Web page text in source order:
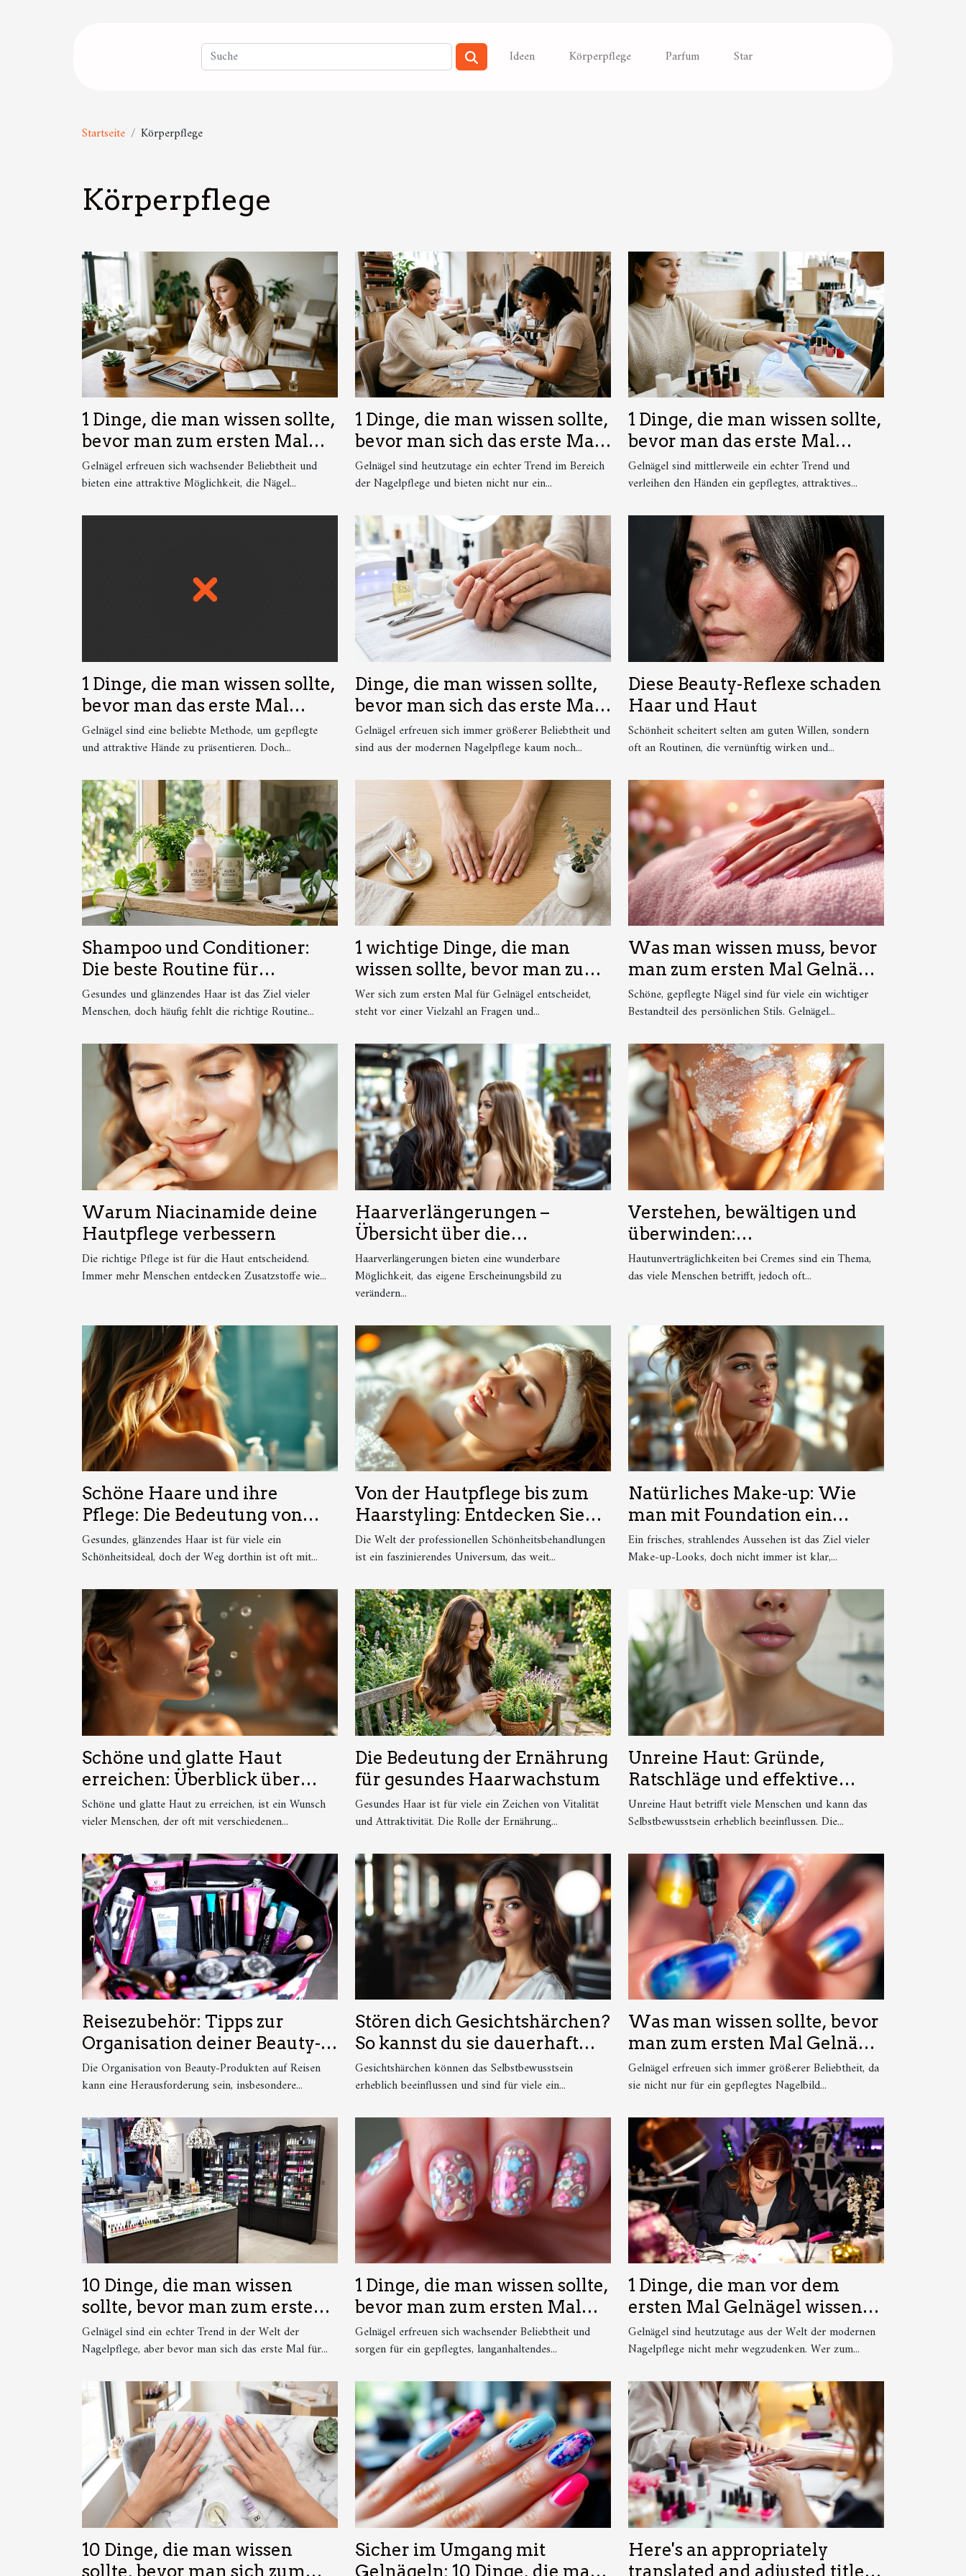
Ideen Körperpflege Parfum Star
Startseite Körperpflege
Körperpflege
1 Dinge, die man wissen sollte,
bevor man zum ersten Mal
Gelnägel ausprobiert
Gelnägel erfreuen sich wachsender Beliebtheit und
bieten eine attraktive Möglichkeit, die Nägel...
1 Dinge, die man wissen sollte,
bevor man sich das erste Mal
Gelnägel machen lässt
Gelnägel sind heutzutage ein echter Trend im Bereich
der Nagelpflege und bieten nicht nur ein...
1 Dinge, die man wissen sollte,
bevor man das erste Mal
Gelnägel macht translates to
10 things you should know
first time.
Gelnägel sind mittlerweile ein echter Trend und
verleihen den Händen ein gepflegtes, attraktives...
1 Dinge, die man wissen sollte,
bevor man das erste Mal
Gelnägel macht translates to:
10 Dinge, die man wissen
Mal Gelnägel macht
Gelnägel sind eine beliebte Methode, um gepflegte
und attraktive Hände zu präsentieren. Doch...
Dinge, die man wissen sollte,
bevor man sich das erste Mal
Gelnägel machen lässt
Gelnägel erfreuen sich immer größerer Beliebtheit und
sind aus der modernen Nagelpflege kaum noch...
Diese Beauty-Reflexe schaden
Haar und Haut
Schönheit scheitert selten am guten Willen, sondern
oft an Routinen, die vernünftig wirken und...
Shampoo und Conditioner:
Die beste Routine für
gesundes und glänzendes
Haar
Gesundes und glänzendes Haar ist das Ziel vieler
Menschen, doch häufig fehlt die richtige Routine...
1 wichtige Dinge, die man
wissen sollte, bevor man zum
ersten Mal Gelnägel macht
Wer sich zum ersten Mal für Gelnägel entscheidet,
steht vor einer Vielzahl an Fragen und...
Was man wissen muss, bevor
man zum ersten Mal Gelnägel
macht
Schöne, gepflegte Nägel sind für viele ein wichtiger
Bestandteil des persönlichen Stils. Gelnägel...
Warum Niacinamide deine
Hautpflege verbessern
Die richtige Pflege ist für die Haut entscheidend.
Immer mehr Menschen entdecken Zusatzstoffe wie...
Haarverlängerungen –
Übersicht über die
verschiedenen Methoden
Haarverlängerungen bieten eine wunderbare
Möglichkeit, das eigene Erscheinungsbild zu
verändern...
Verstehen, bewältigen und
überwinden:
Hautunverträglichkeiten bei
Cremes
Hautunverträglichkeiten bei Cremes sind ein Thema,
das viele Menschen betrifft, jedoch oft...
Schöne Haare und ihre
Pflege: Die Bedeutung von
Shampoo und Conditioner
Gesundes, glänzendes Haar ist für viele ein
Schönheitsideal, doch der Weg dorthin ist oft mit...
Von der Hautpflege bis zum
Haarstyling: Entdecken Sie
die Magie professioneller
Schönheitsbehandlungen
Die Welt der professionellen Schönheitsbehandlungen
ist ein faszinierendes Universum, das weit...
Natürliches Make-up: Wie
man mit Foundation ein
strahlendes Aussehen
erreicht
Ein frisches, strahlendes Aussehen ist das Ziel vieler
Make-up-Looks, doch nicht immer ist klar,...
Schöne und glatte Haut
erreichen: Überblick über
Methoden der
Haarentfernung
Schöne und glatte Haut zu erreichen, ist ein Wunsch
vieler Menschen, der oft mit verschiedenen...
Die Bedeutung der Ernährung
für gesundes Haarwachstum
Gesundes Haar ist für viele ein Zeichen von Vitalität
und Attraktivität. Die Rolle der Ernährung...
Unreine Haut: Gründe,
Ratschläge und effektive
Behandlungsansätze
Unreine Haut betrifft viele Menschen und kann das
Selbstbewusstsein erheblich beeinflussen. Die...
Reisezubehör: Tipps zur
Organisation deiner Beauty-
Produkte
Die Organisation von Beauty-Produkten auf Reisen
kann eine Herausforderung sein, insbesondere...
Stören dich Gesichtshärchen?
So kannst du sie dauerhaft
entfernen!
Gesichtshärchen können das Selbstbewusstsein
erheblich beeinflussen und sind für viele ein...
Was man wissen sollte, bevor
man zum ersten Mal Gelnägel
macht
Gelnägel erfreuen sich immer größerer Beliebtheit, da
sie nicht nur für ein gepflegtes Nagelbild...
10 Dinge, die man wissen
sollte, bevor man zum ersten
Mal Gelnägel macht
Gelnägel sind ein echter Trend in der Welt der
Nagelpflege, aber bevor man sich das erste Mal für...
1 Dinge, die man wissen sollte,
bevor man zum ersten Mal
Gelnägel macht
Gelnägel erfreuen sich wachsender Beliebtheit und
sorgen für ein gepflegtes, langanhaltendes...
1 Dinge, die man vor dem
ersten Mal Gelnägel wissen
sollte
Gelnägel sind heutzutage aus der Welt der modernen
Nagelpflege nicht mehr wegzudenken. Wer zum...
10 Dinge, die man wissen
sollte, bevor man sich zum
Sicher im Umgang mit
Gelnägeln: 10 Dinge, die man
Here's an appropriately
translated and adjusted title